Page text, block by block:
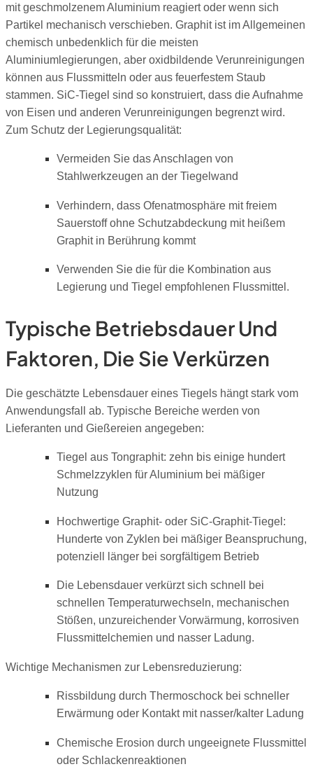
mit geschmolzenem Aluminium reagiert oder wenn sich
Partikel mechanisch verschieben. Graphit ist im Allgemeinen
chemisch unbedenklich für die meisten
Aluminiumlegierungen, aber oxidbildende Verunreinigungen
können aus Flussmitteln oder aus feuerfestem Staub
stammen. SiC-Tiegel sind so konstruiert, dass die Aufnahme
von Eisen und anderen Verunreinigungen begrenzt wird.
Zum Schutz der Legierungsqualität:
Vermeiden Sie das Anschlagen von
Stahlwerkzeugen an der Tiegelwand
Verhindern, dass Ofenatmosphäre mit freiem
Sauerstoff ohne Schutzabdeckung mit heißem
Graphit in Berührung kommt
Verwenden Sie die für die Kombination aus
Legierung und Tiegel empfohlenen Flussmittel.
Typische Betriebsdauer Und
Faktoren, Die Sie Verkürzen
Die geschätzte Lebensdauer eines Tiegels hängt stark vom
Anwendungsfall ab. Typische Bereiche werden von
Lieferanten und Gießereien angegeben:
Tiegel aus Tongraphit: zehn bis einige hundert
Schmelzzyklen für Aluminium bei mäßiger
Nutzung
Hochwertige Graphit- oder SiC-Graphit-Tiegel:
Hunderte von Zyklen bei mäßiger Beanspruchung,
potenziell länger bei sorgfältigem Betrieb
Die Lebensdauer verkürzt sich schnell bei
schnellen Temperaturwechseln, mechanischen
Stößen, unzureichender Vorwärmung, korrosiven
Flussmittelchemien und nasser Ladung.
Wichtige Mechanismen zur Lebensreduzierung:
Rissbildung durch Thermoschock bei schneller
Erwärmung oder Kontakt mit nasser/kalter Ladung
Chemische Erosion durch ungeeignete Flussmittel
oder Schlackenreaktionen